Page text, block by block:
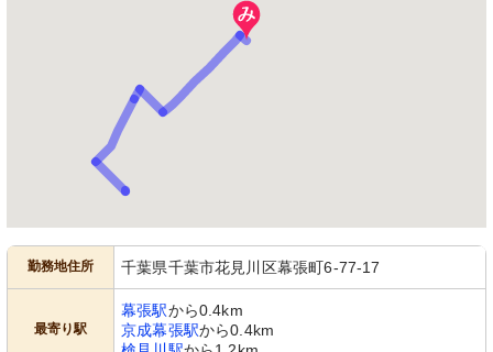
勤務地住所 千葉県千葉市花見川区幕張町6-77-17
最寄り駅
幕張駅から0.4km
京成幕張駅から0.4km